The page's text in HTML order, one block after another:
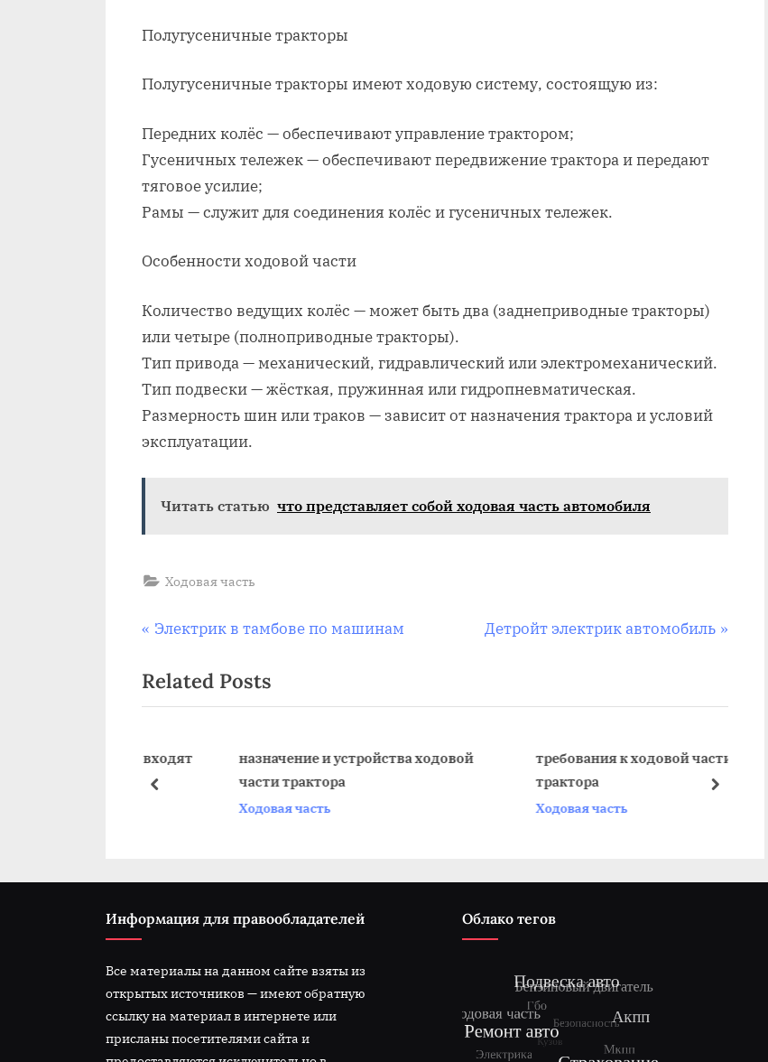
Полугусеничные тракторы
Полугусеничные тракторы имеют ходовую систему, состоящую из:
Передних колёс — обеспечивают управление трактором;
Гусеничных тележек — обеспечивают передвижение трактора и передают
тяговое усилие;
Рамы — служит для соединения колёс и гусеничных тележек.
Особенности ходовой части
Количество ведущих колёс — может быть два (заднеприводные тракторы)
или четыре (полноприводные тракторы).
Тип привода — механический, гидравлический или электромеханический.
Тип подвески — жёсткая, пружинная или гидропневматическая.
Размерность шин или траков — зависит от назначения трактора и условий
эксплуатации.
Читать статью что представляет собой ходовая часть автомобиля
Ходовая часть
Навигация
по
записям
P
e
v
o
u
s
t
Электрик в тамбове по машинам
N
t
Детройт электрик автомобиль
Related Posts
назначение и устройства ходовой
части трактора
Ходовая часть
требования к ходовой части
трактора
Ходовая часть
prev next
Информация для правообладателей
Все материалы на данном сайте взяты из
открытых источников — имеют обратную
ссылку на материал в интернете или
присланы посетителями сайта и
Облако тегов